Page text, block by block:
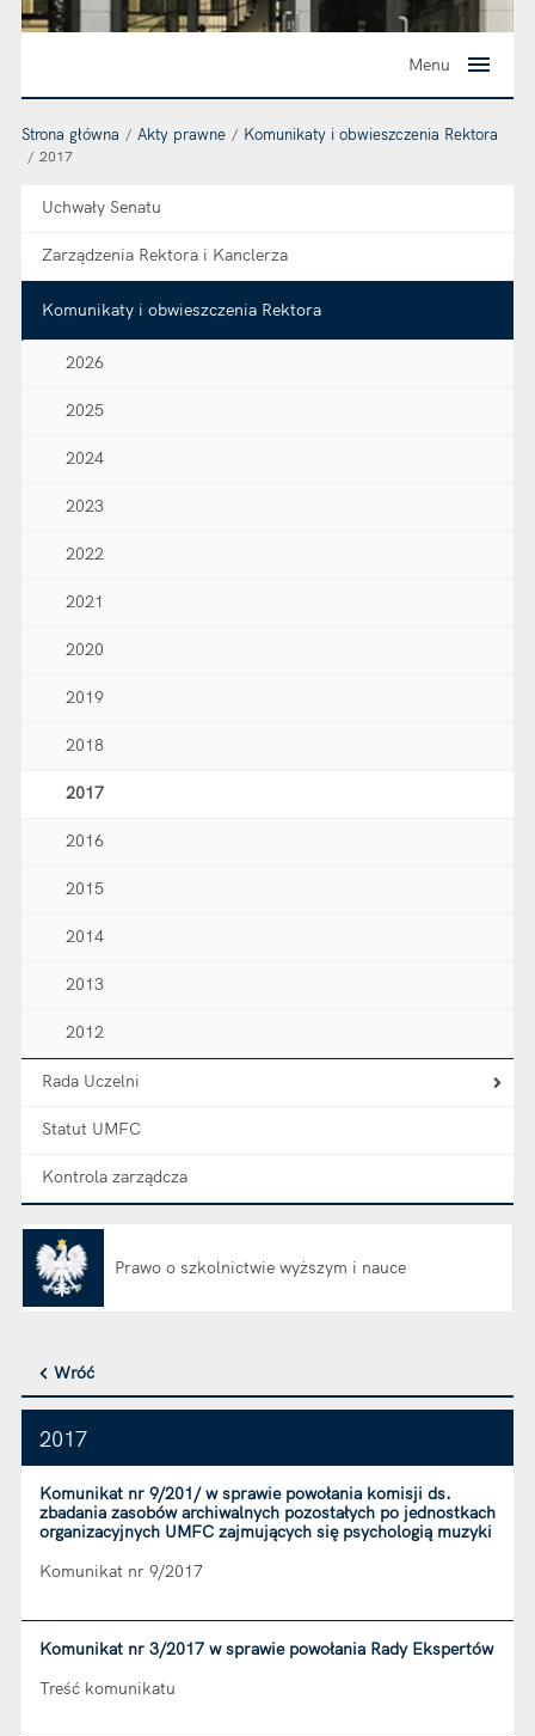
Menu
Strona główna Akty prawne Komunikaty i obwieszczenia Rektora
2017
Uchwały Senatu
Zarządzenia Rektora i Kanclerza
Komunikaty i obwieszczenia Rektora
2026
2025
2024
2023
2022
2021
2020
2019
2018
2017
2016
2015
2014
2013
2012
Rada Uczelni
Statut UMFC
Kontrola zarządcza
Prawo o szkolnictwie wyższym i nauce
Wróć
2017
Komunikat nr 9/201/ w sprawie powołania komisji ds.
zbadania zasobów archiwalnych pozostałych po jednostkach
organizacyjnych UMFC zajmujących się psychologią muzyki
Komunikat nr 9/2017
Komunikat nr 3/2017 w sprawie powołania Rady Ekspertów
Treść komunikatu